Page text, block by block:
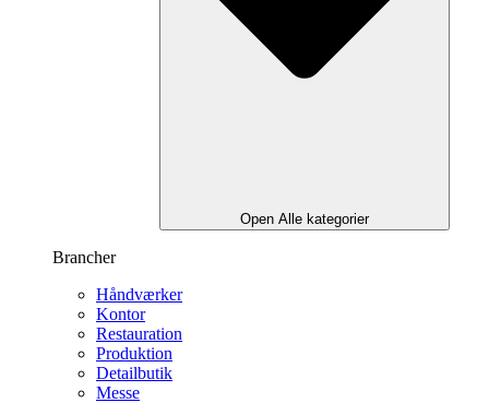
Open Alle kategorier
Brancher
Håndværker
Kontor
Restauration
Produktion
Detailbutik
Messe